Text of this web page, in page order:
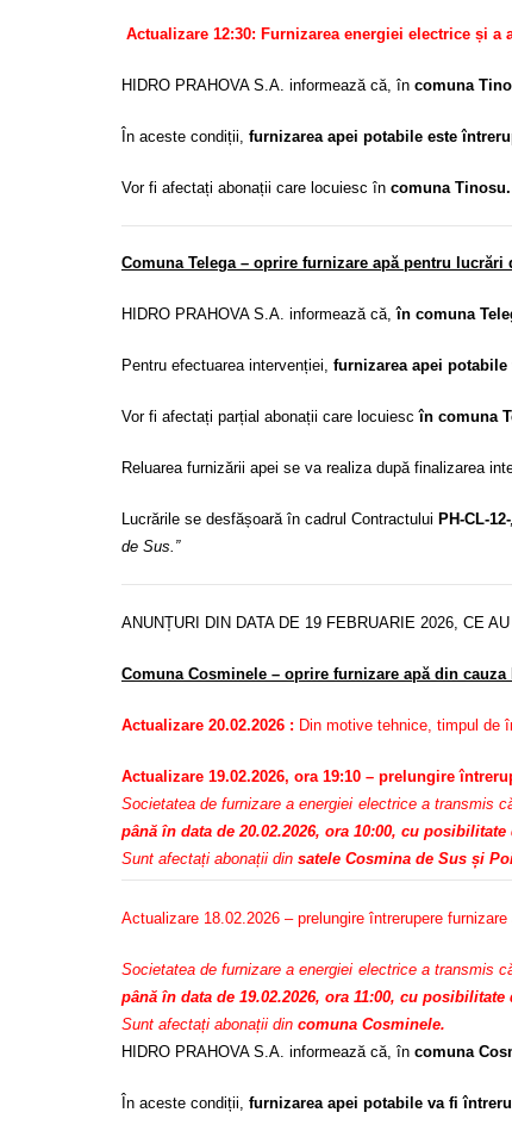
Actualizare 12:30: Furnizarea energiei electrice și
HIDRO PRAHOVA S.A. informează că, în comuna
În aceste condiții, furnizarea apei potabile este
Vor fi afectați abonații care locuiesc în comuna Tinosu.
Comuna Telega – oprire furnizare apă pentru
HIDRO PRAHOVA S.A. informează că,în comuna
Pentru efectuarea intervenției, furnizarea apei
Vor fi afectați parțial abonații care locuiesc în comuna
Reluarea furnizării apei se va realiza după finalizarea
Lucrările se desfășoară în cadrul Contractului PH-CL-12-
de Sus.”
ANUNȚURI DIN DATA DE 19 FEBRUARIE 2026, CE
Comuna Cosminele – oprire furnizare apă din
Actualizare 20.02.2026 : Din motive tehnice, timpul de
Actualizare 19.02.2026, ora 19:10 – prelungire
Societatea de furnizare a energiei electrice a transmis
până în data de 20.02.2026, ora 10:00, cu
Sunt afectați abonații din satele Cosmina de Sus și
Actualizare 18.02.2026 – prelungire întrerupere furnizare
Societatea de furnizare a energiei electrice a transmis
până în data de 19.02.2026, ora 11:00, cu
Sunt afectați abonații din comuna Cosminele.
HIDRO PRAHOVA S.A. informează că, în comuna
În aceste condiții, furnizarea apei potabile va fi